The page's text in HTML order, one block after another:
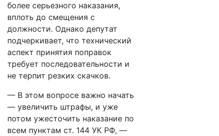
более серьезного наказания,
вплоть до смещения с
должности. Однако депутат
подчеркивает, что технический
аспект принятия поправок
требует последовательности и
не терпит резких скачков.
— В этом вопросе важно начать
— увеличить штрафы, и уже
потом ужесточить наказание по
всем пунктам ст. 144 УК РФ, —